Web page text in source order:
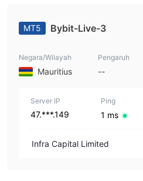
MT5 Bybit-Live-3
Negara/Wilayah
Mauritius
Pengaruh
--
Server IP
47.***.149
Ping
1 ms
Infra Capital Limited